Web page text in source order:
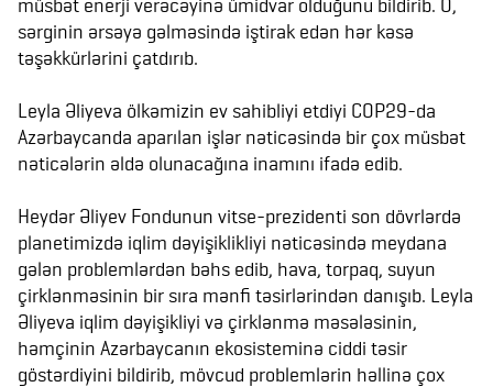
müsbət enerji verəcəyinə ümidvar olduğunu bildirib. O,
sərginin ərsəyə gəlməsində iştirak edən hər kəsə
təşəkkürlərini çatdırıb.
Leyla Əliyeva ölkəmizin ev sahibliyi etdiyi COP29-da
Azərbaycanda aparılan işlər nəticəsində bir çox müsbət
nəticələrin əldə olunacağına inamını ifadə edib.
Heydər Əliyev Fondunun vitse-prezidenti son dövrlərdə
planetimizdə iqlim dəyişiklikliyi nəticəsində meydana
gələn problemlərdən bəhs edib, hava, torpaq, suyun
çirklənməsinin bir sıra mənfi təsirlərindən danışıb. Leyla
Əliyeva iqlim dəyişikliyi və çirklənmə məsələsinin,
həmçinin Azərbaycanın ekosisteminə ciddi təsir
göstərdiyini bildirib, mövcud problemlərin həllinə çox